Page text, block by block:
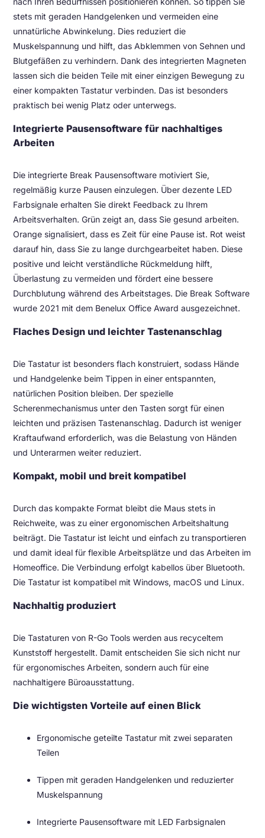
stets mit geraden Handgelenken und vermeiden eine
unnatürliche Abwinkelung. Dies reduziert die
Muskelspannung und hilft, das Abklemmen von Sehnen und
Blutgefäßen zu verhindern. Dank des integrierten Magneten
lassen sich die beiden Teile mit einer einzigen Bewegung zu
einer kompakten Tastatur verbinden. Das ist besonders
praktisch bei wenig Platz oder unterwegs.
Integrierte Pausensoftware für nachhaltiges
Arbeiten
Die integrierte Break Pausensoftware motiviert Sie,
regelmäßig kurze Pausen einzulegen. Über dezente LED
Farbsignale erhalten Sie direkt Feedback zu Ihrem
Arbeitsverhalten. Grün zeigt an, dass Sie gesund arbeiten.
Orange signalisiert, dass es Zeit für eine Pause ist. Rot weist
darauf hin, dass Sie zu lange durchgearbeitet haben. Diese
positive und leicht verständliche Rückmeldung hilft,
Überlastung zu vermeiden und fördert eine bessere
Durchblutung während des Arbeitstages. Die Break Software
wurde 2021 mit dem Benelux Office Award ausgezeichnet.
Flaches Design und leichter Tastenanschlag
Die Tastatur ist besonders flach konstruiert, sodass Hände
und Handgelenke beim Tippen in einer entspannten,
natürlichen Position bleiben. Der spezielle
Scherenmechanismus unter den Tasten sorgt für einen
leichten und präzisen Tastenanschlag. Dadurch ist weniger
Kraftaufwand erforderlich, was die Belastung von Händen
und Unterarmen weiter reduziert.
Kompakt, mobil und breit kompatibel
Durch das kompakte Format bleibt die Maus stets in
Reichweite, was zu einer ergonomischen Arbeitshaltung
beiträgt. Die Tastatur ist leicht und einfach zu transportieren
und damit ideal für flexible Arbeitsplätze und das Arbeiten im
Homeoffice. Die Verbindung erfolgt kabellos über Bluetooth.
Die Tastatur ist kompatibel mit Windows, macOS und Linux.
Nachhaltig produziert
Die Tastaturen von R-Go Tools werden aus recyceltem
Kunststoff hergestellt. Damit entscheiden Sie sich nicht nur
für ergonomisches Arbeiten, sondern auch für eine
nachhaltigere Büroausstattung.
Die wichtigsten Vorteile auf einen Blick
Ergonomische geteilte Tastatur mit zwei separaten
Teilen
Tippen mit geraden Handgelenken und reduzierter
Muskelspannung
Integrierte Pausensoftware mit LED Farbsignalen